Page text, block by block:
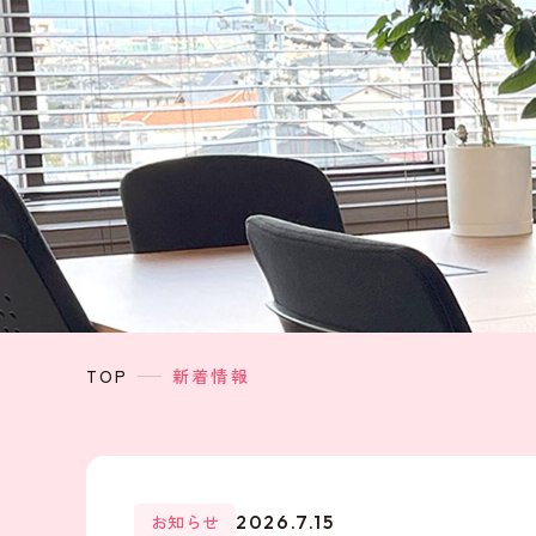
TOP 新着情報
お知らせ 2026.7.15